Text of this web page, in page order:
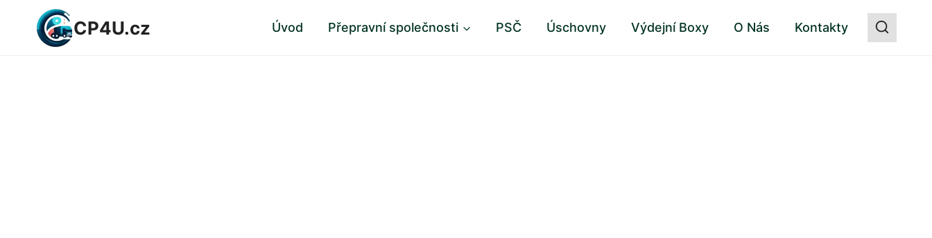
Přeskočit
CP4U.cz Úvod Přepravní společnosti PSČ Úschovny Výdejní Boxy O Nás Kontakty